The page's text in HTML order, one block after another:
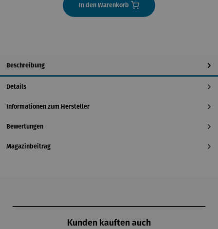
In den Warenkorb
Beschreibung
Details
Informationen zum Hersteller
Bewertungen
Magazinbeitrag
Kunden kauften auch